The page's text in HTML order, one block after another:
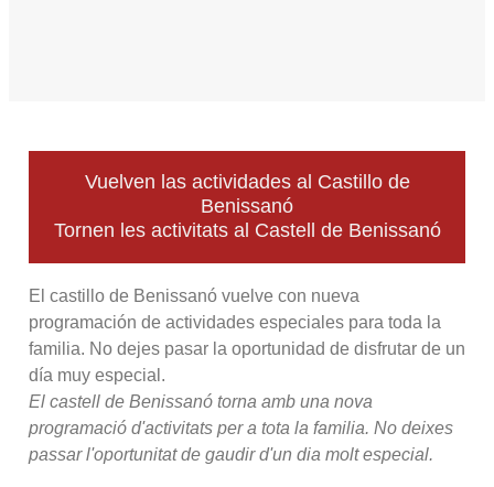
Vuelven las actividades al Castillo de
Benissanó
Tornen les activitats al Castell de Benissanó
El castillo de Benissanó vuelve con nueva
programación de actividades especiales para toda la
familia. No dejes pasar la oportunidad de disfrutar de un
día muy especial.
El castell de Benissanó torna amb una nova
programació d'activitats per a tota la familia. No deixes
passar l'oportunitat de gaudir d'un dia molt especial.